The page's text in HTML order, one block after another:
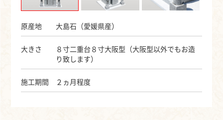
原産地 大島石（愛媛県産）
大きさ
８寸二重台８寸大阪型（大阪型以外でもお造
り致します）
施工期間 ２ヵ月程度